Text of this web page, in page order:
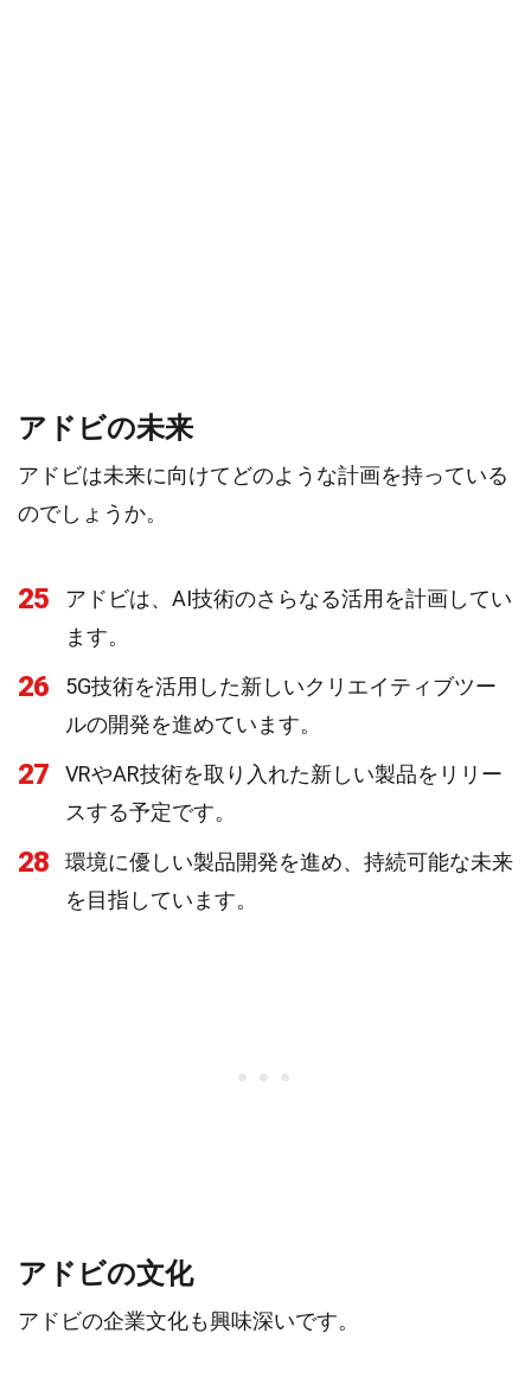
アドビの未来
アドビは未来に向けてどのような計画を持っている
のでしょうか。
25
アドビは、AI技術のさらなる活用を計画してい
ます。
26
5G技術を活用した新しいクリエイティブツー
ルの開発を進めています。
27
VRやAR技術を取り入れた新しい製品をリリー
スする予定です。
28
環境に優しい製品開発を進め、持続可能な未来
を目指しています。
アドビの文化
アドビの企業文化も興味深いです。